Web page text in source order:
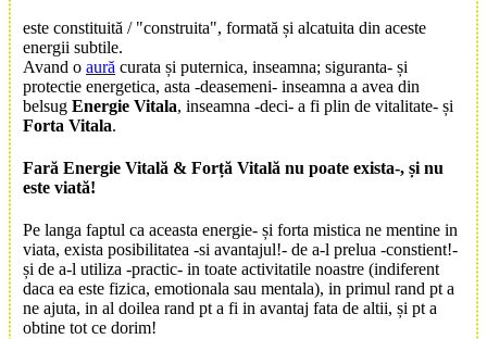
este constituită / "construita", formată și alcatuita din aceste
energii subtile.
Avand o aură curata și puternica, inseamna; siguranta- și
protectie energetica, asta -deasemeni- inseamna a avea din
belsug Energie Vitala, inseamna -deci- a fi plin de vitalitate- și
Forta Vitala.
Fară Energie Vitală & Forță Vitală nu poate exista-, și nu
este viată!
Pe langa faptul ca aceasta energie- și forta mistica ne mentine in
viata, exista posibilitatea -si avantajul!- de a-l prelua -constient!-
și de a-l utiliza -practic- in toate activitatile noastre (indiferent
daca ea este fizica, emotionala sau mentala), in primul rand pt a
ne ajuta, in al doilea rand pt a fi in avantaj fata de altii, și pt a
obtine tot ce dorim!